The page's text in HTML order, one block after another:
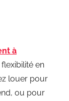
à
en
louer pour
ou pour